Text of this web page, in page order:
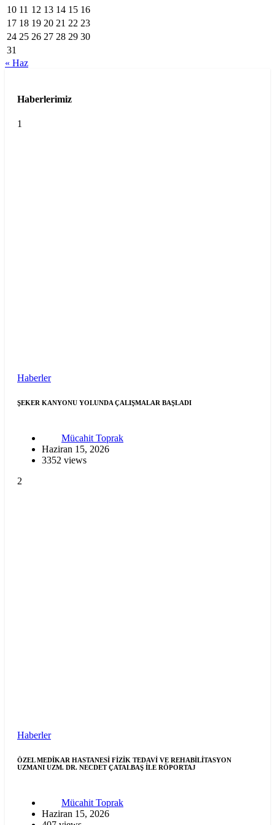
10 11 12 13 14 15 16
17 18 19 20 21 22 23
24 25 26 27 28 29 30
31
« Haz
Haberlerimiz
1
Haberler
ŞEKER KANYONU YOLUNDA ÇALIŞMALAR BAŞLADI
Mücahit Toprak
Haziran 15, 2026
3352 views
2
Haberler
ÖZEL MEDİKAR HASTANESİ FİZİK TEDAVİ VE REHABİLİTASYON
UZMANI UZM. DR. NECDET ÇATALBAŞ İLE RÖPORTAJ
Mücahit Toprak
Haziran 15, 2026